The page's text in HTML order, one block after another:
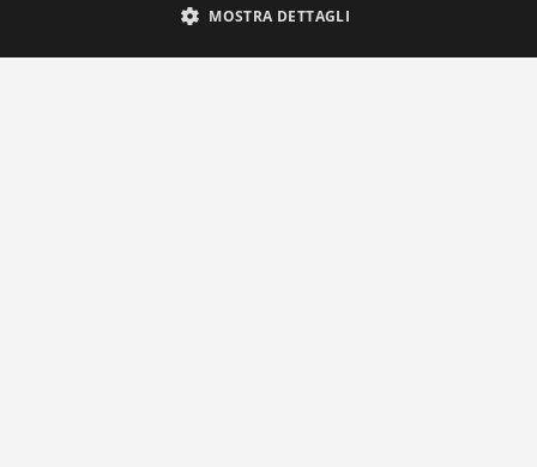
IL NOSTRO NETWORK
MOSTRA DETTAGLI